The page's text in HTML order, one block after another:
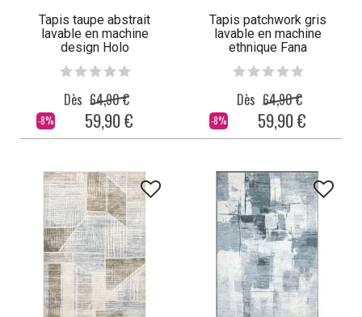
Tapis taupe abstrait
lavable en machine
design Holo
-8%
Dès 64,90 €
59,90 €
Tapis patchwork gris
lavable en machine
ethnique Fana
-8%
Dès 64,90 €
59,90 €